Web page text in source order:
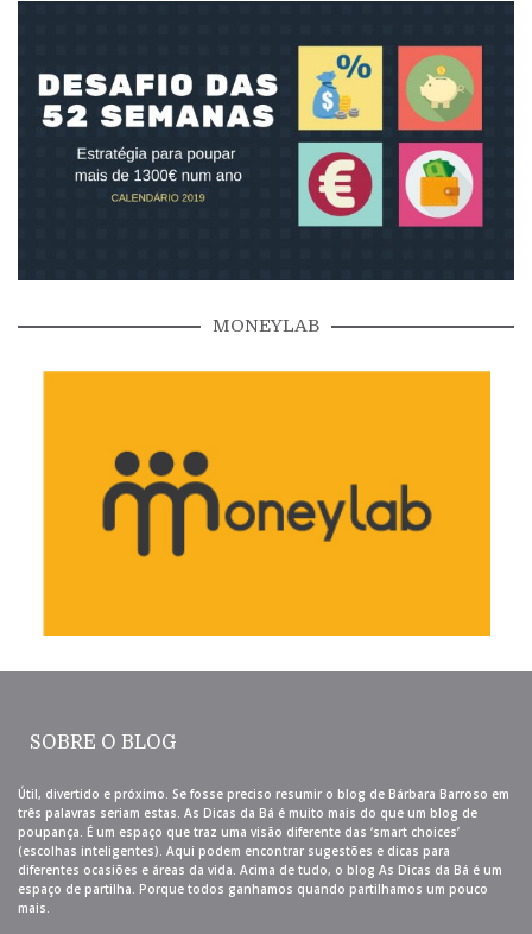
MONEYLAB
SOBRE O BLOG
Útil, divertido e próximo. Se fosse preciso resumir o blog de Bárbara Barroso em
três palavras seriam estas. As Dicas da Bá é muito mais do que um blog de
poupança. É um espaço que traz uma visão diferente das ‘smart choices’
(escolhas inteligentes). Aqui podem encontrar sugestões e dicas para
diferentes ocasiões e áreas da vida. Acima de tudo, o blog As Dicas da Bá é um
espaço de partilha. Porque todos ganhamos quando partilhamos um pouco
mais.